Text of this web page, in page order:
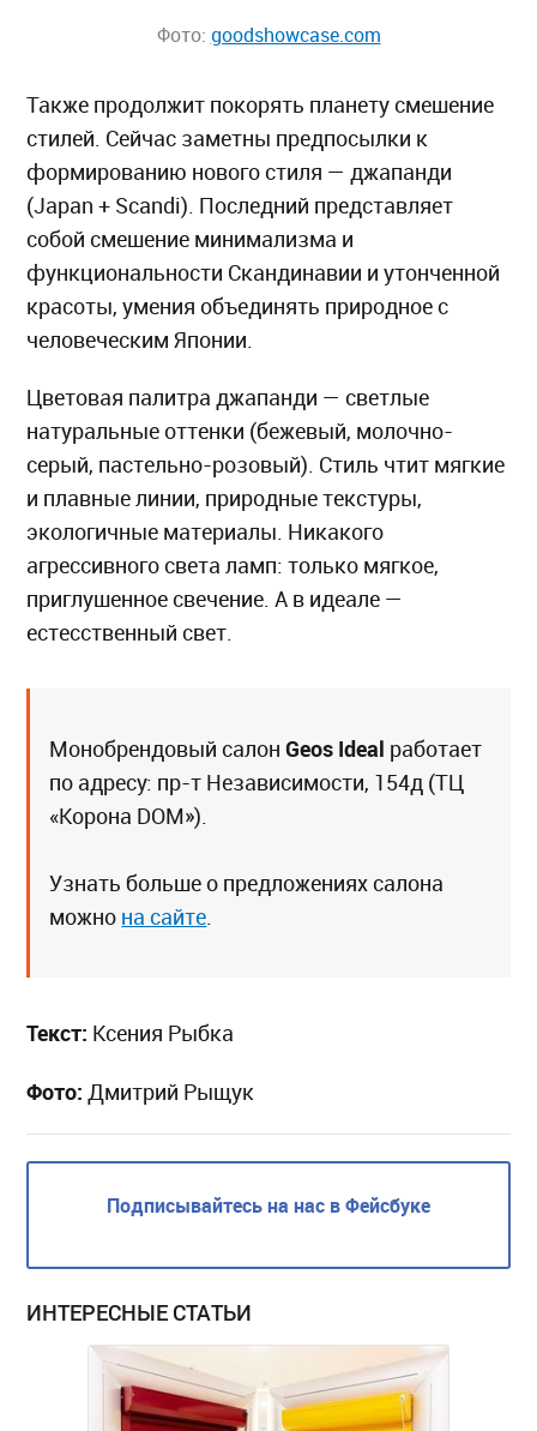
Фото: goodshowcase.com
Также продолжит покорять планету смешение
стилей. Сейчас заметны предпосылки к
формированию нового стиля — джапанди
(Japan + Scandi). Последний представляет
собой смешение минимализма и
функциональности Скандинавии и утонченной
красоты, умения объединять природное с
человеческим Японии.
Цветовая палитра джапанди — светлые
натуральные оттенки (бежевый, молочно-
серый, пастельно-розовый). Стиль чтит мягкие
и плавные линии, природные текстуры,
экологичные материалы. Никакого
агрессивного света ламп: только мягкое,
приглушенное свечение. А в идеале —
естесственный свет.
Монобрендовый салонGeos Ideal работает
по адресу: пр-т Независимости, 154д (ТЦ
«Корона DOM»).
Узнать больше о предложениях салона
можно на сайте
Текст: Ксения Рыбка
Фото: Дмитрий Рыщук
Подписывайтесь на нас в Фейсбуке
ИНТЕРЕСНЫЕ СТАТЬИ